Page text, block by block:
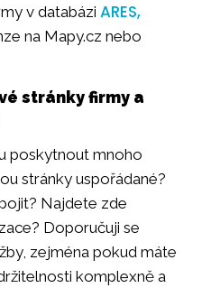
v databázi ARES,
na Mapy.cz nebo
stránky firmy a
poskytnout mnoho
stránky uspořádané?
Najdete zde
Doporučuji se
zejména pokud máte
komplexně a